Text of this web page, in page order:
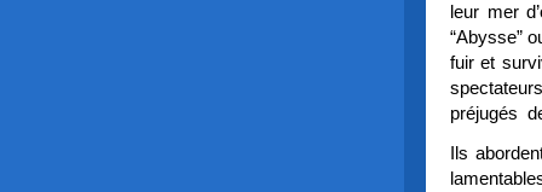
leur mer
“Abysse”
fuir et
préjugés
Ils